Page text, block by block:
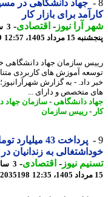
جهاد دانشگاهی در مسیر
برای بازار کار
آرا نیوز-اقتصادی-
3
1405، 12:57
سازمان جهاد دانشگاهی
آموزش های کاربردی متناسب با
داد. - به گزارش شهرآرانیوز؛ در
متخصص و دارای ...
دانشگاهی-سازمان جهاد
-رییس سازمان
پرداخت 43 میلیارد
به زندانیان در
نیوز-اقتصادی- 3 ساعت
82035198